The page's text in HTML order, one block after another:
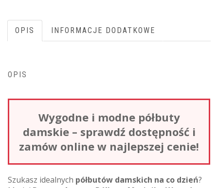
OPIS INFORMACJE DODATKOWE
OPIS
Wygodne i modne półbuty
damskie – sprawdź dostępność i
zamów online w najlepszej cenie!
Szukasz idealnych półbutów damskich na co dzień?